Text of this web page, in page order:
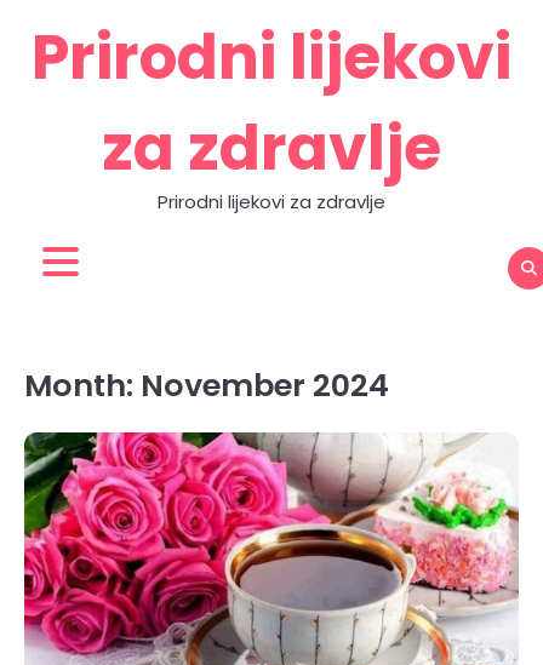
contentPrirodni lijekovi
za zdravlje
Prirodni lijekovi za zdravlje
Month: November 2024